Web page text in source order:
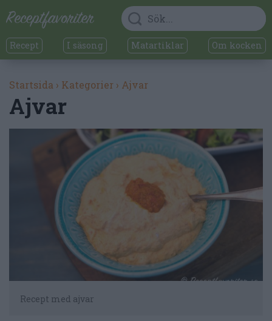
Recept I säsong Matartiklar Om kocken
Startsida › Kategorier › Ajvar
Ajvar
Recept med ajvar